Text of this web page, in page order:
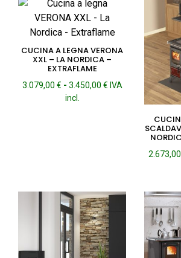
1.380,00 €
a
1.626,00 €
CUCINA A LEGNA VERONA
XXL – LA NORDICA –
EXTRAFLAME
3.079,00 € - 3.450,00 €Fascia
3.079,00 €
IVA
incl.
2.673,00